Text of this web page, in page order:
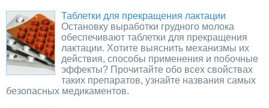
Таблетки для прекращения лактации
Остановку выработки грудного молока
обеспечивают таблетки для прекращения
лактации. Хотите выяснить механизмы их
действия, способы применения и побочные
эффекты? Прочитайте обо всех свойствах
таких препаратов, узнайте названия самых
безопасных медикаментов.